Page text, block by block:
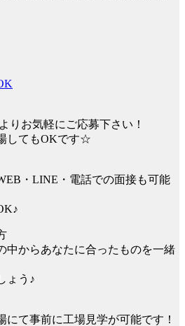
りお気軽にご応募下さい！
してもOKです☆
・LINE・電話での面接も可能
中からあなたに合ったものを一緒
ょう♪
にて事前に工場見学が可能です！